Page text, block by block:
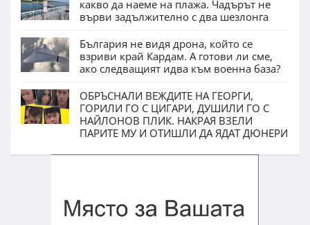
какво да наеме на плажа. Чадърът не
върви задължително с два шезлонга
България не видя дрона, който се
взриви край Кардам. А готови ли сме,
ако следващият идва към военна база?
ОБРЪСНАЛИ ВЕЖДИТЕ НА ГЕОРГИ,
ГОРИЛИ ГО С ЦИГАРИ, ДУШИЛИ ГО С
НАЙЛОНОВ ПЛИК. НАКРАЯ ВЗЕЛИ
ПАРИТЕ МУ И ОТИШЛИ ДА ЯДАТ ДЮНЕРИ